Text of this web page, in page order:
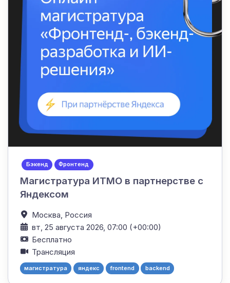
Бэкенд Фронтенд
Магистратура ИТМО в партнерстве с
Яндексом
Москва, Россия
вт, 25 августа 2026, 07:00 (+00:00)
Бесплатно
Трансляция
магистратура яндекс frontend backend